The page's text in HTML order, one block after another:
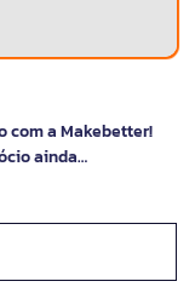
com a Makebetter!
ainda…